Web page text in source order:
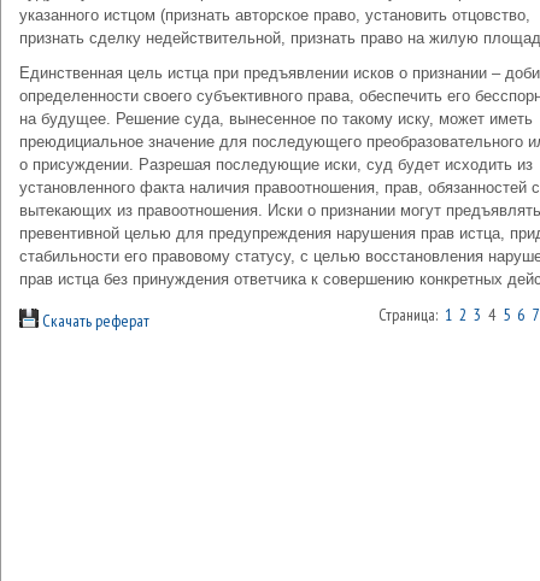
указанного истцом (признать авторское право, установить отцовство,
признать сделку недействительной, признать право на жилую
Единственная цель истца при предъявлении исков о признании –
определенности своего субъективного права, обеспечить его
на будущее. Решение суда, вынесенное по такому иску, может иметь
преюдициальное значение для последующего преобразовательного
о присуждении. Разрешая последующие иски, суд будет исходить из
установленного факта наличия правоотношения, прав, обязанностей
вытекающих из правоотношения. Иски о признании могут
превентивной целью для предупреждения нарушения прав истца,
стабильности его правовому статусу, с целью восстановления
прав истца без принуждения ответчика к совершению конкретных
Скачать реферат Страница: 1 2 3 4 5 6 7